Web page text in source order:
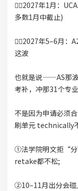
👉🏻2027年1月：
多数1月中截止)
👉🏻2027年5–6月
这波
也就是说——AS那
考补，冲那31个专
不是因为申请必须
刷单元 technically
①法学院明文拒“
retake都不松;
②10–11月出分会碰